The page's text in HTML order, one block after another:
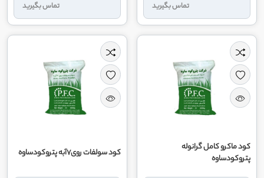
تماس بگیرید تماس بگیرید
کود ماکرو کامل گرانوله
پتروکودساوه
کود سولفات روی۷آبه پتروکودساوه